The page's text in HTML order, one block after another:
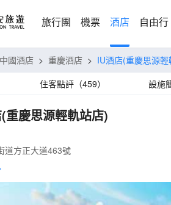
旅行團 機票 酒店 自由行
中國酒店 > 重慶酒店 > IU酒店(重慶思源輕
住客點評（459） 設施
重慶思源輕軌站店)
道方正大道463號